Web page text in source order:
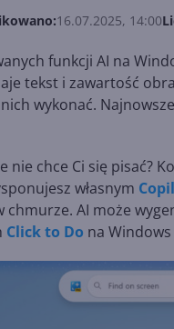
16.07.2025, 14:00
funkcji AI na
tekst i zawartość
wykonać.
nie chce Ci się pisać?
własnym
chmurze. AI może
Click to Do na Windows